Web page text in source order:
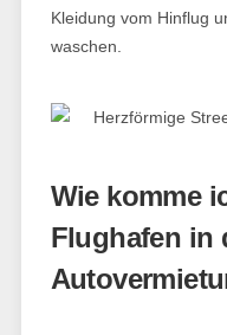
Kleidung vom Hinflug
waschen.
Wie komme
Flughafen in